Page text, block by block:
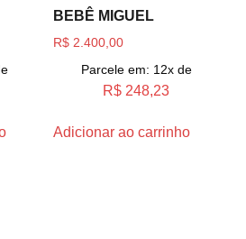
BEBÊ MIGUEL
R$ 2.400,00
Parcele em: 12x de
R$ 248,23
Adicionar ao carrinho